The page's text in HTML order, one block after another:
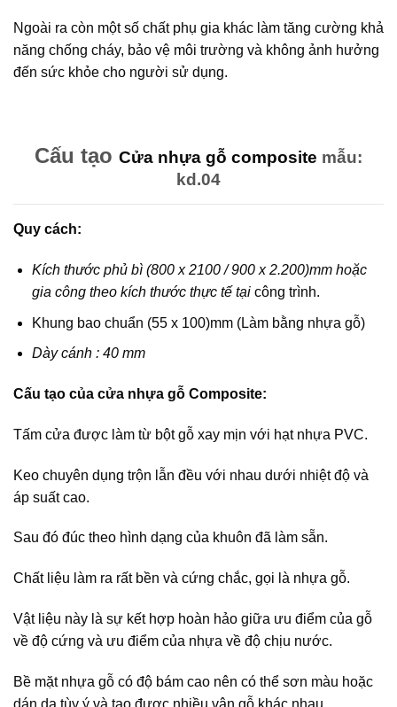
Ngoài ra còn một số chất phụ gia khác làm tăng cường khả
năng chống cháy, bảo vệ môi trường và không ảnh hưởng
đến sức khỏe cho người sử dụng.
Cấu tạo Cửa nhựa gỗ composite mẫu:
kd.04
Quy cách:
Kích thước phủ bì (800 x 2100 / 900 x 2.200)mm hoặc
gia công theo kích thước thực tế tại công trình.
Khung bao chuẩn (55 x 100)mm (Làm bằng nhựa gỗ)
Dày cánh : 40 mm
Cấu tạo của cửa nhựa gỗ Composite:
Tấm cửa được làm từ bột gỗ xay mịn với hạt nhựa PVC.
Keo chuyên dụng trộn lẫn đều với nhau dưới nhiệt độ và
áp suất cao.
Sau đó đúc theo hình dạng của khuôn đã làm sẵn.
Chất liệu làm ra rất bền và cứng chắc, gọi là nhựa gỗ.
Vật liệu này là sự kết hợp hoàn hảo giữa ưu điểm của gỗ
về độ cứng và ưu điểm của nhựa về độ chịu nước.
Bề mặt nhựa gỗ có độ bám cao nên có thể sơn màu hoặc
dán da tùy ý và tạo được nhiều vân gỗ khác nhau.